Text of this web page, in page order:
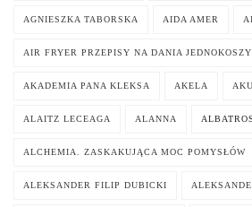
AGNIESZKA TABORSKA AIDA AMER
AIR FRYER PRZEPISY NA DANIA
AKADEMIA PANA KLEKSA AKELA
ALAITZ LECEAGA ALANNA ALBATROS
ALCHEMIA. ZASKAKUJĄCA MOC POMYSŁÓW
ALEKSANDER FILIP DUBICKI